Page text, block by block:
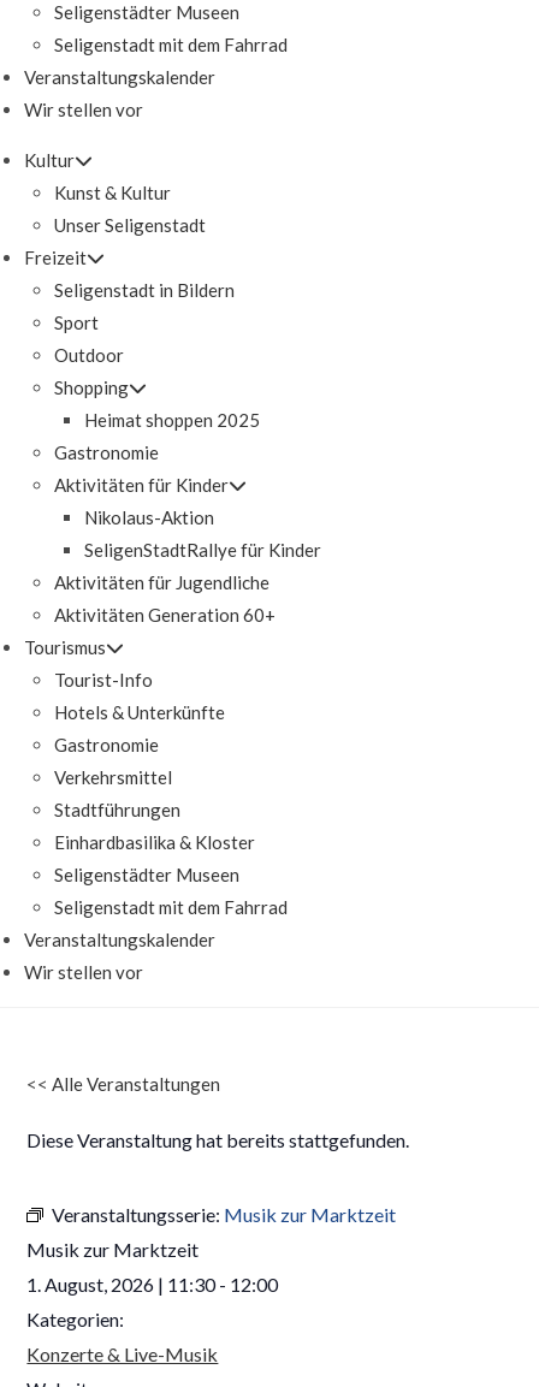
Seligenstädter Museen
Seligenstadt mit dem Fahrrad
Veranstaltungskalender
Wir stellen vor
Kultur
Kunst & Kultur
Unser Seligenstadt
Freizeit
Seligenstadt in Bildern
Sport
Outdoor
Shopping
Heimat shoppen 2025
Gastronomie
Aktivitäten für Kinder
Nikolaus-Aktion
SeligenStadtRallye für Kinder
Aktivitäten für Jugendliche
Aktivitäten Generation 60+
Tourismus
Tourist-Info
Hotels & Unterkünfte
Gastronomie
Verkehrsmittel
Stadtführungen
Einhardbasilika & Kloster
Seligenstädter Museen
Seligenstadt mit dem Fahrrad
Veranstaltungskalender
Wir stellen vor
<<Alle Veranstaltungen
Diese Veranstaltung hat bereits stattgefunden.
Veranstaltungsserie: Musik zur Marktzeit
Musik zur Marktzeit
1. August, 2026 | 11:30- 12:00
Kategorien:
Konzerte & Live-Musik